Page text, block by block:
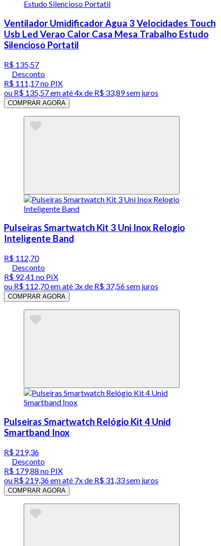
Ventilador Umidificador Agua 3 Velocidades Touch
Usb Led Verao Calor Casa Mesa Trabalho Estudo
Silencioso Portatil
R$ 135,57
Desconto
R$ 111,17no PIX
ou R$ 135,57em até4x de R$ 33,89 sem juros
COMPRAR AGORA
Pulseiras Smartwatch Kit 3 Uni Inox Relogio
Inteligente Band
R$ 112,70
Desconto
R$ 92,41 no PIX
ou R$ 112,70em até 3x de R$ 37,56 sem juros
COMPRAR AGORA
Pulseiras Smartwatch Relógio Kit 4 Unid
Smartband Inox
R$ 219,36
Desconto
R$ 179,88 no PIX
ou R$ 219,36em até 7x de R$ 31,33 sem juros
COMPRAR AGORA